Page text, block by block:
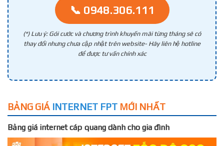
📞 0948.306.111
(*) Lưu ý: Gói cước và chương trình khuyến mãi từng tháng sẽ có
thay đổi nhưng chưa cập nhật trên website- Hãy liên hệ hotline
để được tư vấn chính xác
BẢNG GIÁ INTERNET FPT MỚI NHẤT
Bảng giá internet cáp quang dành cho gia đình